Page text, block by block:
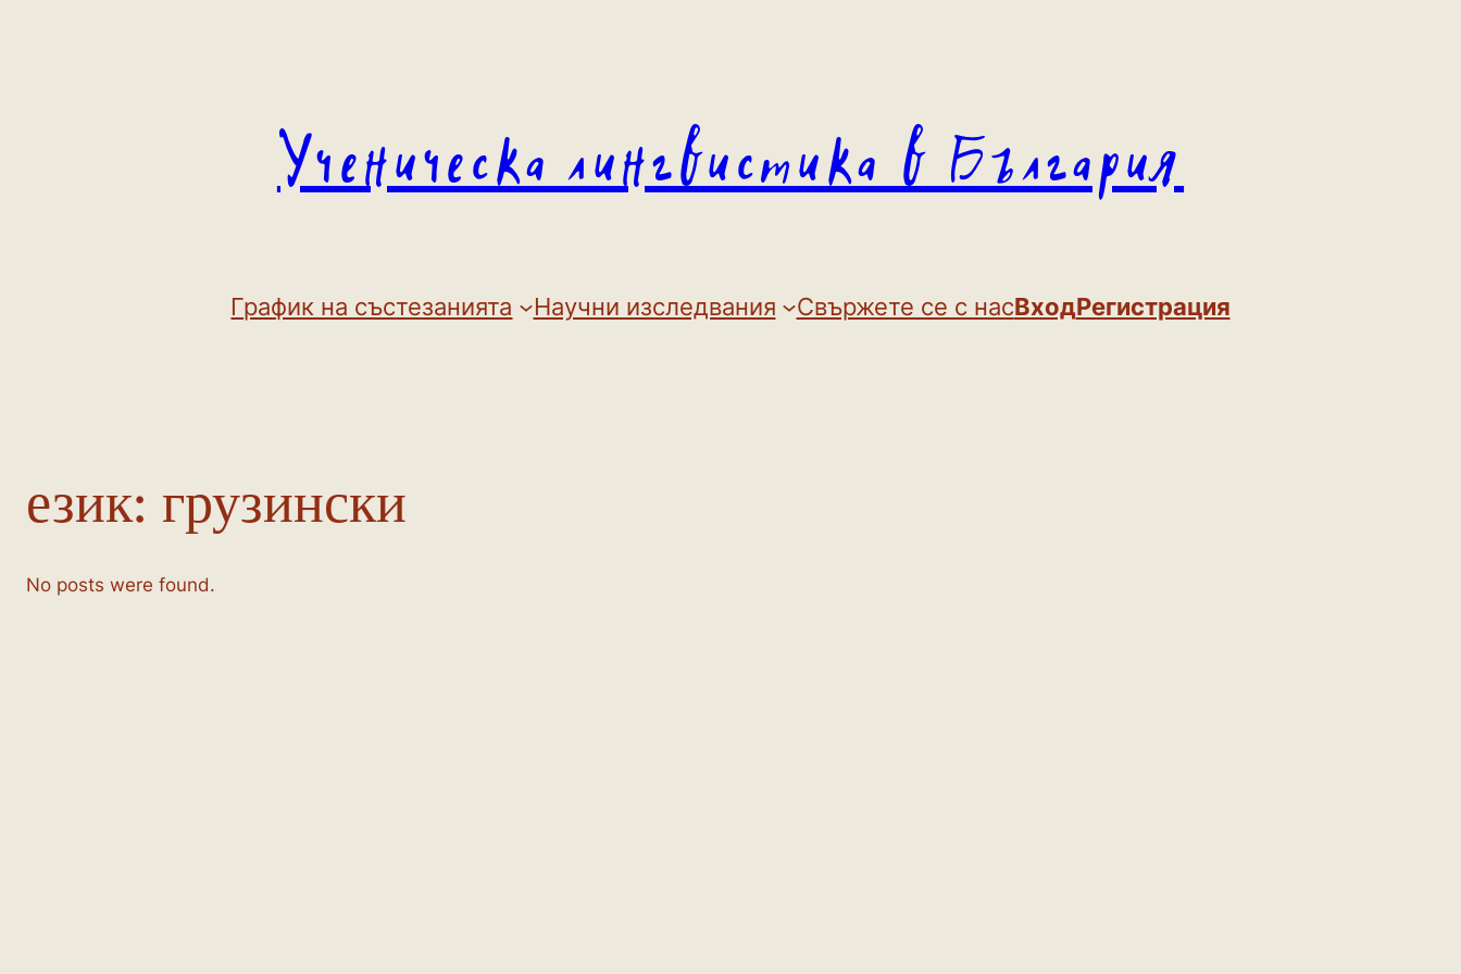
Ученическа лингвистика в България
График на състезанията Научни изследвания Свържете се с насВходРегистрация
език: грузински
No posts were found.